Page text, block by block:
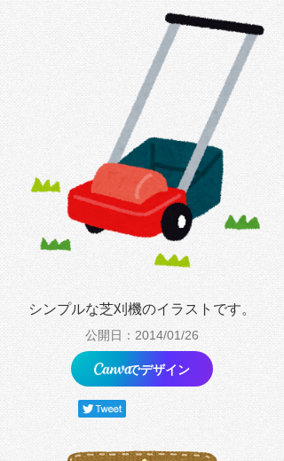
シンプルな芝刈機のイラストです。
公開日：2014/01/26
でデザイン